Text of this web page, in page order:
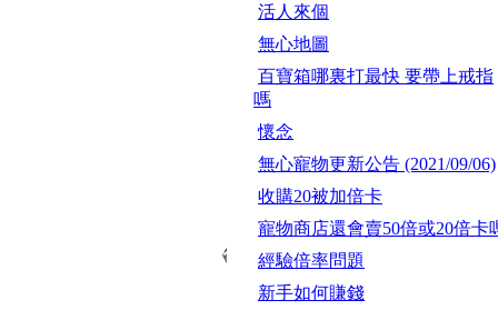
活人來個
無心地圖
百寶箱哪裏打最快 要帶上戒指
嗎
懷念
無心寵物更新公告 (2021/09/06)
收購20被加倍卡
寵物商店還會賣50倍或20倍卡
經驗倍率問題
新手如何賺錢